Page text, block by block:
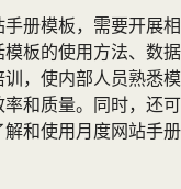
册模板，需要开展相
板的使用方法、数据
，使内部人员熟悉模
和质量。同时，还可
和使用月度网站手册